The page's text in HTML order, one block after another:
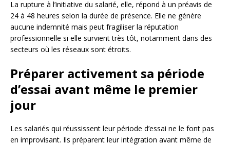
La rupture à l’initiative du salarié, elle, répond à un préavis de
24 à 48 heures selon la durée de présence. Elle ne génère
aucune indemnité mais peut fragiliser la réputation
professionnelle si elle survient très tôt, notamment dans des
secteurs où les réseaux sont étroits.
Préparer activement sa période
d’essai avant même le premier
jour
Les salariés qui réussissent leur période d’essai ne le font pas
en improvisant. Ils préparent leur intégration avant même de